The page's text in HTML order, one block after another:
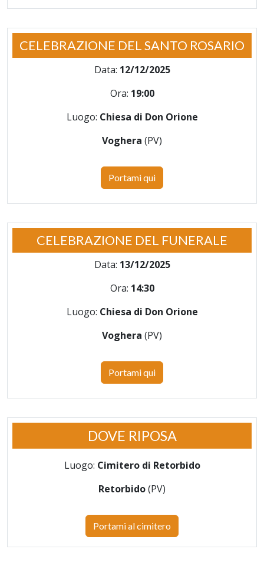
CELEBRAZIONE DEL SANTO ROSARIO
Data: 12/12/2025
Ora: 19:00
Luogo: Chiesa di Don Orione
Voghera (PV)
Portami qui
CELEBRAZIONE DEL FUNERALE
Data: 13/12/2025
Ora: 14:30
Luogo: Chiesa di Don Orione
Voghera (PV)
Portami qui
DOVE RIPOSA
Luogo: Cimitero di Retorbido
Retorbido(PV)
Portami al cimitero